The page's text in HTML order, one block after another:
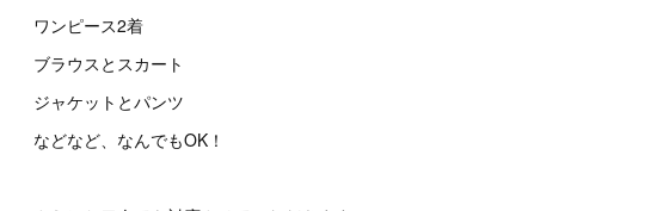
ワンピース2着
ブラウスとスカート
ジャケットとパンツ
などなど、なんでもOK！